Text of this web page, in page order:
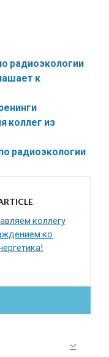
радиоэкологии
к
коллег из
радиоэкологии
коллегу
ко